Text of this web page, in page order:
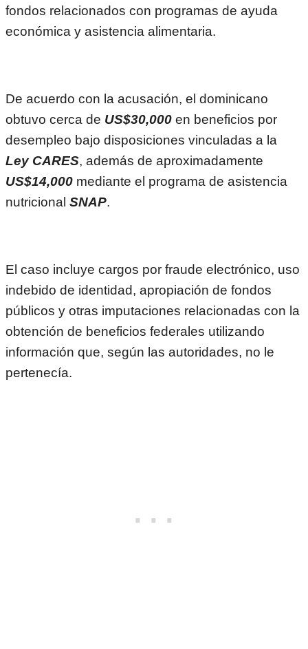
fondos relacionados con programas de ayuda
económica y asistencia alimentaria.
De acuerdo con la acusación, el dominicano
obtuvo cerca de US$30,000 en beneficios por
desempleo bajo disposiciones vinculadas a la
Ley CARES, además de aproximadamente
US$14,000 mediante el programa de asistencia
nutricional SNAP.
El caso incluye cargos por fraude electrónico, uso
indebido de identidad, apropiación de fondos
públicos y otras imputaciones relacionadas con la
obtención de beneficios federales utilizando
información que, según las autoridades, no le
pertenecía.